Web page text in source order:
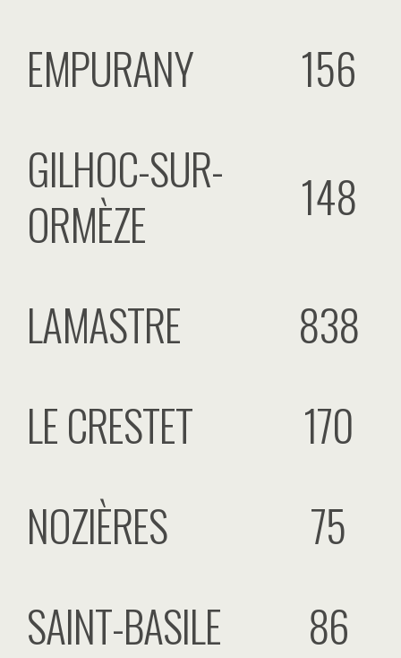
EMPURANY
156
GILHOC-SUR-
ORMÈZE
148
LAMASTRE
838
LE CRESTET
170
NOZIÈRES
75
SAINT-BASILE
86